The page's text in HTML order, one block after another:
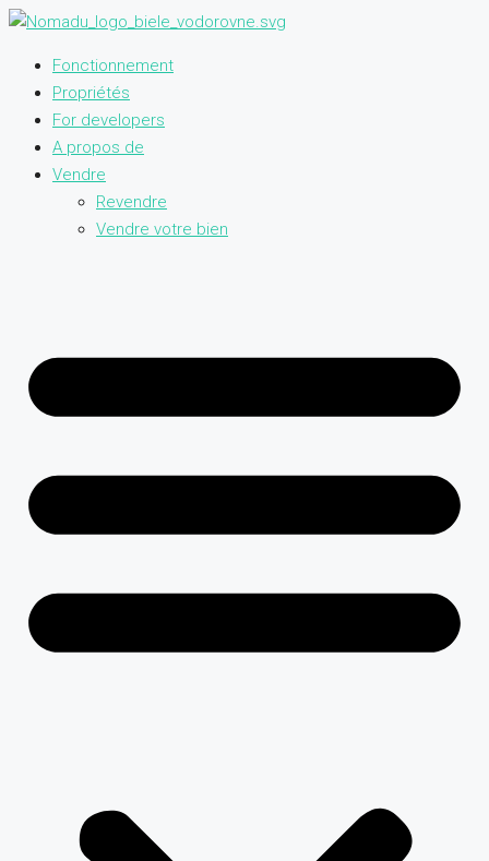
Fonctionnement
Propriétés
For developers
A propos de
Vendre
Revendre
Vendre votre bien